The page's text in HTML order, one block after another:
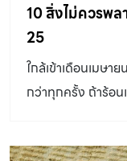
10 สิ่งไม่ควรพ
25
ใกล้เข้าเดือนเมษา
กว่าทุกครั้ง ถ้าร้อ